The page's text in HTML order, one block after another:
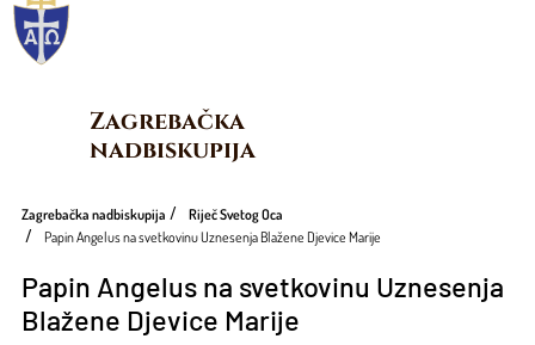
Zagrebačka
nadbiskupija
Zagrebačka nadbiskupija
Riječ Svetog Oca
Papin Angelus na svetkovinu Uznesenja Blažene Djevice Marije
Papin Angelus na svetkovinu Uznesenja
Blažene Djevice Marije